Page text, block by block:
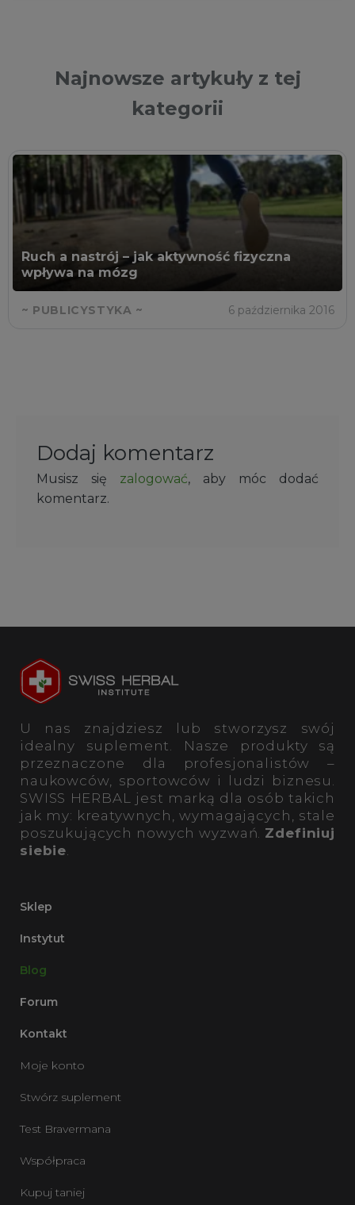
Najnowsze artykuły z tej
kategorii
Ruch a nastrój – jak aktywność fizyczna
wpływa na mózg
~ PUBLICYSTYKA ~ 6 października 2016
Dodaj komentarz
Musisz się zalogować, aby móc dodać
komentarz.
U nas znajdziesz lub stworzysz swój
idealny suplement. Nasze produkty są
przeznaczone dla profesjonalistów –
naukowców, sportowców i ludzi biznesu.
SWISS HERBAL jest marką dla osób takich
jak my: kreatywnych, wymagających, stale
poszukujących nowych wyzwań. Zdefiniuj
siebie.
Sklep
Instytut
Blog
Forum
Kontakt
Moje konto
Stwórz suplement
Test Bravermana
Współpraca
Kupuj taniej